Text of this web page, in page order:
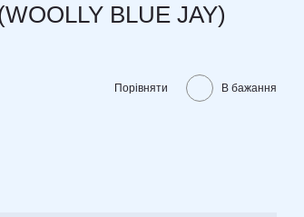
BLUE JAY)
Порівняти В бажання